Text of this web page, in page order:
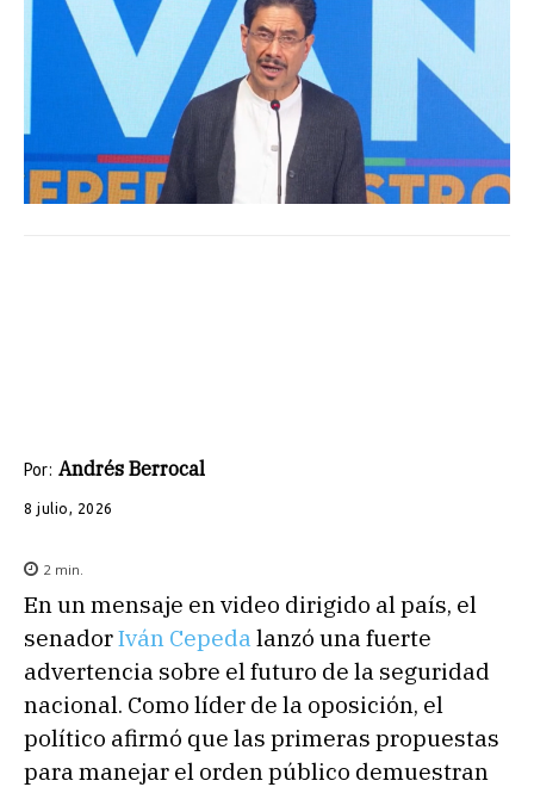
Por: Andrés Berrocal
8 julio, 2026
2 min.
En un mensaje en video dirigido al país, el
senadorIván Cepeda lanzó una fuerte
advertencia sobre el futuro de la seguridad
nacional. Como líder de la oposición, el
político afirmó que las primeras propuestas
para manejar el orden público demuestran